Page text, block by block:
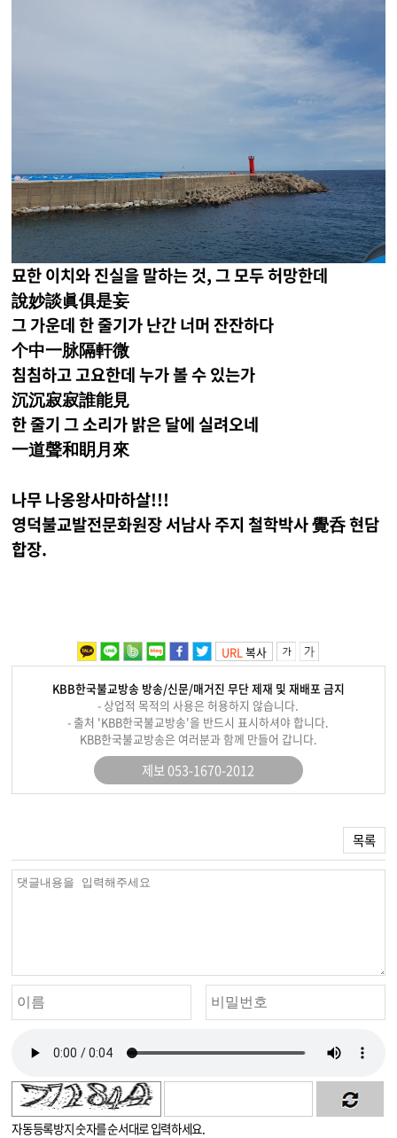
묘한 이치와 진실을 말하는 것, 그 모두 허망한데
說妙談眞俱是妄
그 가운데 한 줄기가 난간 너머 잔잔하다
个中一脉隔軒微
침침하고 고요한데 누가 볼 수 있는가
沉沉寂寂誰能見
한 줄기 그 소리가 밝은 달에 실려오네
一道聲和眀月來
나무 나옹왕사마하살!!!
영덕불교발전문화원장 서남사 주지 철학박사 覺呑 현담
합장.
URL복사
KBB한국불교방송 방송/신문/매거진 무단 제재 및 재배포 금지
- 상업적 목적의 사용은 허용하지 않습니다.
- 출처 'KBB한국불교방송'을 반드시 표시하셔야 합니다.
KBB한국불교방송은 여러분과 함께 만들어 갑니다.
제보 053-1670-2012
목록
자동등록방지 숫자를 순서대로 입력하세요.